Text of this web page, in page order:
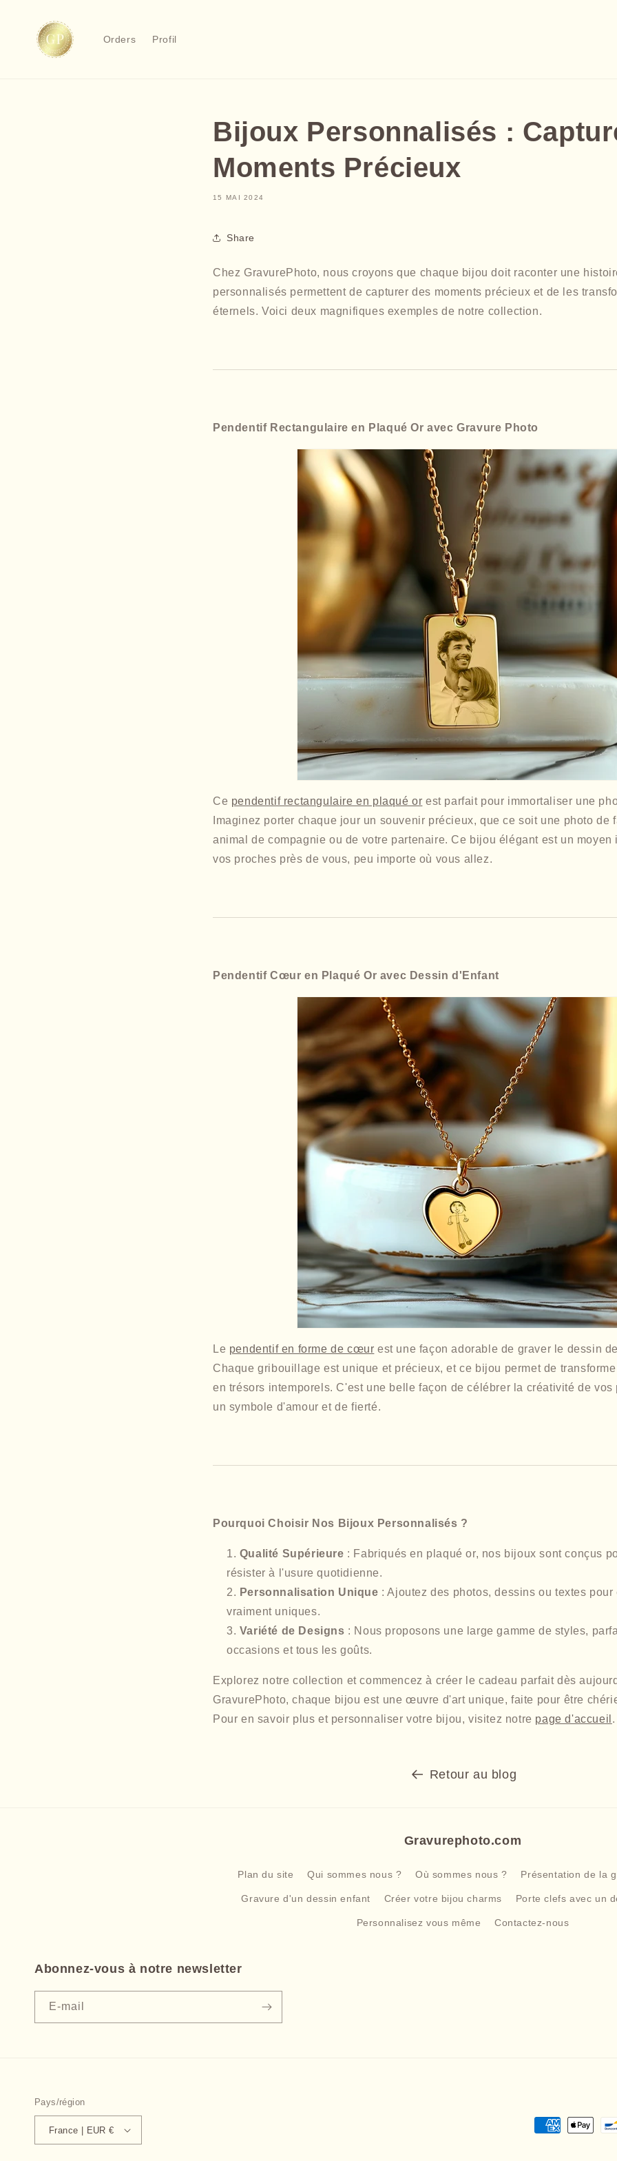
contenu
Orders Profil
Bijoux Personnalisés :
Moments Précieux
15 MAI 2024
Share
Chez GravurePhoto, nous croyons que chaque bijou doit raconter une
personnalisés permettent de capturer des moments précieux et de les
éternels. Voici deux magnifiques exemples de notre collection.
Pendentif Rectangulaire en Plaqué Or avec Gravure Photo
Ce pendentif rectangulaire en plaqué or est parfait pour immortaliser une
Imaginez porter chaque jour un souvenir précieux, que ce soit une photo de
animal de compagnie ou de votre partenaire. Ce bijou élégant est un moyen
vos proches près de vous, peu importe où vous allez.
Pendentif Cœur en Plaqué Or avec Dessin d'Enfant
Le pendentif en forme de cœur est une façon adorable de graver le dessin
Chaque gribouillage est unique et précieux, et ce bijou permet de
en trésors intemporels. C'est une belle façon de célébrer la créativité de vos
un symbole d'amour et de fierté.
Pourquoi Choisir Nos Bijoux Personnalisés ?
Qualité Supérieure : Fabriqués en plaqué or, nos bijoux sont conçus
résister à l'usure quotidienne.
Personnalisation Unique : Ajoutez des photos, dessins ou textes
vraiment uniques.
Variété de Designs : Nous proposons une large gamme de styles,
occasions et tous les goûts.
Explorez notre collection et commencez à créer le cadeau parfait dès
GravurePhoto, chaque bijou est une œuvre d'art unique, faite pour être
Pour en savoir plus et personnaliser votre bijou, visitez notre page d'accueil .
Retour au blog
Gravurephoto.com
Plan du site Qui sommes nous ? Où sommes nous ? Présentation de la
Gravure d'un dessin enfant Créer votre bijou charms Porte clefs avec un
Personnalisez vous même Contactez-nous
Abonnez-vous à notre newsletter
E-mail
Pays/région
France | EUR €
Moyens